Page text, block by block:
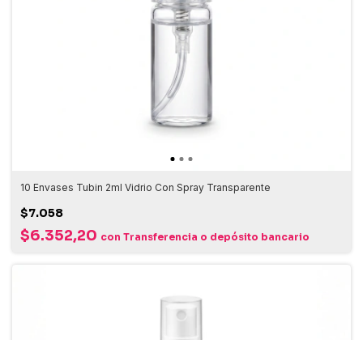
10 Envases Tubin 2ml Vidrio Con Spray Transparente
$7.058
$6.352,20 con Transferencia o depósito bancario